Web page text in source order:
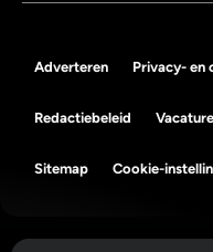
Adverteren Privacy- en
Redactiebeleid
Sitemap Cookie-